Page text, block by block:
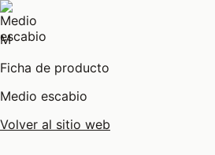
M
Ficha de producto
Medio escabio
Volver al sitio web